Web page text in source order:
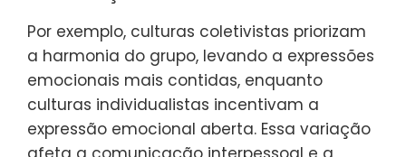
Por exemplo, culturas coletivistas priorizam
a harmonia do grupo, levando a expressões
emocionais mais contidas, enquanto
culturas individualistas incentivam a
expressão emocional aberta. Essa variação